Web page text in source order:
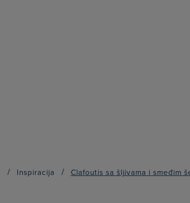
/ Inspiracija / Clafoutis sa šljivama i smeđim